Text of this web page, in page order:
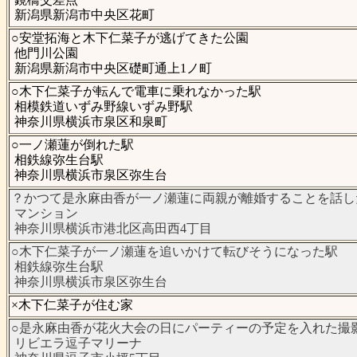
新潟県新潟市中央区花町
○安堂拓海と木下仁菜子が逃げてきた公園
他門川公園
新潟県新潟市中央区礎町通上1ノ町
○木下仁菜子が転んで電車に乗れなかった駅
相模鉄道いずみ野線いずみ野駅
神奈川県横浜市泉区和泉町
○一ノ瀬蓮が倒れた駅
相鉄線弥生台駅
神奈川県横浜市泉区弥生台
？かつて是永麻由香が一ノ瀬蓮に両親が離婚することを話
マンション
神奈川県横浜市港北区高田西4丁目
○木下仁菜子が一ノ瀬蓮を追いかけて転びそうになった駅
相鉄線弥生台駅
神奈川県横浜市泉区弥生台
×木下仁菜子が住む家
○是永麻由香が花火大会の日にパーティーの予定を入れた撮
リビエラ逗子マリーナ